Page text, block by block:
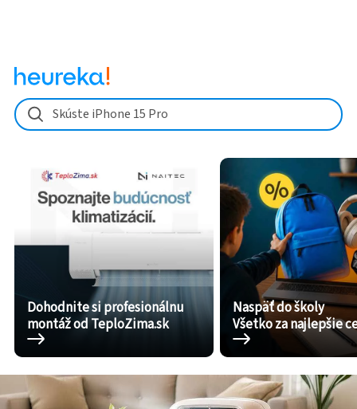
Skúste iPhone 15 Pro
Dohodnite si profesionálnu
montáž od TeploZima.sk
Naspäť do školy
Všetko za najlepšie